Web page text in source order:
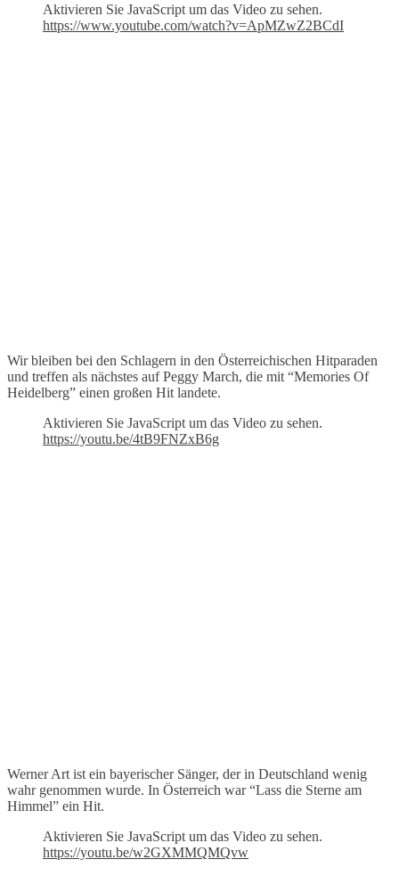
Aktivieren Sie JavaScript um das Video zu sehen.
https://www.youtube.com/watch?v=ApMZwZ2BCdI
Wir bleiben bei den Schlagern in den Österreichischen Hitparaden
und treffen als nächstes auf Peggy March, die mit “Memories Of
Heidelberg” einen großen Hit landete.
Aktivieren Sie JavaScript um das Video zu sehen.
https://youtu.be/4tB9FNZxB6g
Werner Art ist ein bayerischer Sänger, der in Deutschland wenig
wahr genommen wurde. In Österreich war “Lass die Sterne am
Himmel” ein Hit.
Aktivieren Sie JavaScript um das Video zu sehen.
https://youtu.be/w2GXMMQMQvw